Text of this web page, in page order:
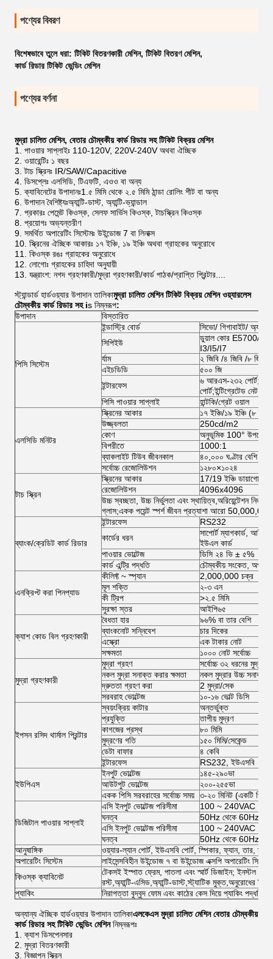
পণ্যের বিবরণ
বিশেষভাবে তুলে ধরা: টিকিট বিতরণকারী মেশিন, টিকিট বিতরণ মেশিন,
কার্ড রিডার টিকিট ভেন্ডিং মেশিন
পণ্যের বর্ণনা
মুদ্রা চালিত মেশিন, বেতার চৌম্বকীয় কার্ড রিডার সহ টিকিট বিক্রয় মেশিন
পাওয়ার সাপ্লাইঃ 110-120V, 220V-240V অথবা ঐচ্ছিক
ওয়ারেন্টিঃ ১ বছর
টাচ স্ক্রিনঃ IR/SAW/Capacitive
ডিসপ্লেঃ এলসিডি, টিএফটি, এওও বা অন্য
ক্যাবিনেটের উপাদানঃ1.৫ মিমি থেকে ২.৫ মিমি ঠান্ডা রোলিং শীট বা অন্য
উপাদান বৈশিষ্ট্যঃঅ্যান্টি-ডাস্ট, অ্যান্টি-ভ্যান্ডাল
প্রকারঃ পেমেন্ট কিওস্ক, সেলফ সার্ভিস কিওস্ক, টাচস্ক্রিন কিওস্ক
প্রয়োগঃ অভ্যন্তরীণ
সমর্থিত অপারেটিং সিস্টেমঃ উইন্ডোজ 7 বা লিনাক্স
স্ক্রিনের ঐচ্ছিক আকারঃ ১৭ ইঞ্চি, ১৯ ইঞ্চি অথবা গ্রাহকের অনুরোধে
কিওস্ক রঙঃ গ্রাহকের অনুরোধে
লোগোঃ গ্রাহকের চাহিদা অনুযায়ী
যন্ত্রাংশ: নগদ গ্রহণকারী/মুদ্রা গ্রহণকারী/কার্ড পাঠক/প্রাপ্তি প্রিন্টার....
স্ট্যান্ডার্ড হার্ডওয়্যার উপাদান তালিকামুদ্রা চালিত মেশিন টিকিট বিক্রয় মেশিন ওয়্যারলেস
চৌম্বকীয় কার্ড রিডার সহ is নিম্নরূপ:
উপাদান
বিস্তারিত
পিসি সিস্টেম
ইন্ডাস্ট্রি বোর্ড
সিভো/ গিগাবাইট/
সিপিইউ
ডুয়াল কোর E5700/
I3/I5/I7
র্যাম
২ জিবি /৪ জিবি /৮ জিবি
এইচডিডি
৫০০ জি
ইন্টারফেস
৬ আরএস-২৩২ পোর্ট;১
পোর্ট;ইন্টিগ্রেটেড নেট
পিসি পাওয়ার সাপ্লাই
হান্টকি/গ্রেট ওয়াল
এলসিডি মনিটর
স্ক্রিনের আকার
১৭ ইঞ্চি/১৯ ইঞ্চি (৮
উজ্জ্বলতা
250cd/m2
কোণ
অনুভূমিক 100° উপরে;
বিপরীতে
1000:1
ব্যাকলাইট টিউব জীবনকাল
৪০,০০০ ঘণ্টার বেশি
সর্বোচ্চ রেজোলিউশন
১২৮০×১০২৪
টাচ স্ক্রিন
স্ক্রিনের আকার
17/19 ইঞ্চি ডায়াগোনাল
রেজোলিউশন
4096x4096
উচ্চ স্বচ্ছতা, উচ্চ নির্ভুলতা এবং স্থায়িত্ব,অরিয়েন্টেশন
গ্লাস;একক পয়েন্ট স্পর্শ জীবন প্রত্যাশা আরো 50,000,000
ব্যাংক/ক্রেডিট কার্ড রিডার
ইন্টারফেস
RS232
কার্ডের ধরন
সাপোর্ট ম্যাগকার্ড,
ইউএল কার্ড
পাওয়ার ভোল্টেজ
ডিসি ২৪ ভি ± ৫%
কার্ড এন্ট্রি পদ্ধতি
চৌম্বকীয় সংকেত,
এনক্রিপ্ট করা পিনপ্যাড
কীলিফ্ট ~ স্প্যান
2,000,000 চক্র
মূল শক্তি
২-৩ এন
কী ট্রিপ
>২.৫ মিমি
সুরক্ষা স্তর
আইপি৬৫
ক্যাশ কোড বিল গ্রহণকারী
বৈধতা হার
৯৬% বা তার বেশি
ব্যাংকনোট সন্নিবেশ
চার দিকের
এস্ক্রো
এক টাকার নোট
সক্ষমতা
১০০০ নোট সর্বোচ্চ
মুদ্রা গ্রহণকারী
মুদ্রা গ্রহণ
সর্বোচ্চ ৩২ ধরনের মুদ্রা,
নকল মুদ্রা সনাক্ত করার ক্ষমতা
নকল মুদ্রার উচ্চ
দ্রুততা গ্রহণ করা
2 মুদ্রা/সেক
সরবরাহ ভোল্টেজ
১০-১৬ ভোল্ট ডিসি
ইপসন রসিদ থার্মাল প্রিন্টার
স্বয়ংক্রিয় কাটার
অন্তর্ভুক্ত
প্রযুক্তি
তাপীয় মুদ্রণ
কাগজের প্রস্থ
৮০ মিমি
মুদ্রণের গতি
১৫০ মিমি/সেকেন্ড
ডেটা বাফার
৪ কেবি
ইন্টারফেস
RS232, ইউএসবি
ইউপিএস
ইনপুট ভোল্টেজ
১৪৫-২৯০ভা
আউটপুট ভোল্টেজ
২০০-২৫৫ভা
একক পিসি সরবরাহের সর্বোচ্চ সময় ৩-২০ মিনিট (একটি
ডিজিটাল পাওয়ার সাপ্লাই
এসি ইনপুট ভোল্টেজ পরিসীমা
100 ~ 240VAC
ঘনত্ব
50Hz থেকে 60Hz
এসি ইনপুট ভোল্টেজ পরিসীমা
100 ~ 240VAC
ঘনত্ব
50Hz থেকে 60Hz
আনুষাঙ্গিক
ওয়্যার-ল্যান পোর্ট, ইউএসবি পোর্ট, স্পিকার, ফ্যান, তার, স্ক্রু
অপারেটিং সিস্টেম
লাইসেন্সবিহীন উইন্ডোজ ৭ বা উইন্ডোজ এক্সপি অপারেটিং সিস্টেম
কিওস্ক ক্যাবিনেট
টেকসই ইস্পাত ফ্রেম, পাতলা এবং স্মার্ট ডিজাইন; ইনস্টল এবং
রস্ট,অ্যান্টি-এসিড,অ্যান্টি-ডাস্ট,স্ট্যাটিক মুক্ত,অনুরোধের
প্যাকিং
নিরাপত্তা বুদ্বুদ ফোম এবং কাঠের কেস দিয়ে প্যাকিং পদ্ধতি
অন্যান্য ঐচ্ছিক হার্ডওয়্যার উপাদান তালিকাএলকেএস মুদ্রা চালিত মেশিন বেতার চৌম্বকীয়
কার্ড রিডার সহ টিকিট ভেন্ডিং মেশিন নিম্নরূপঃ
ক্যাশ ডিসপেনসার
মুদ্রা বিতরণকারী
বিজ্ঞাপন স্ক্রিন